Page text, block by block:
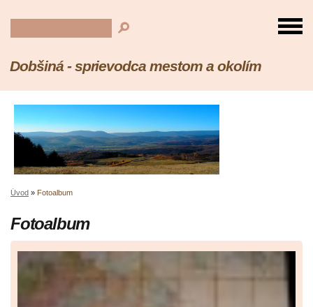
Dobšiná - sprievodca mestom a okolím
Úvod » Fotoalbum
Fotoalbum